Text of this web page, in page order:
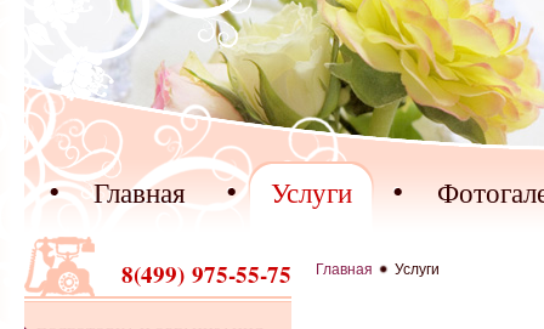
Главная Услуги
8(499) 975-55-75 Главная Услуги